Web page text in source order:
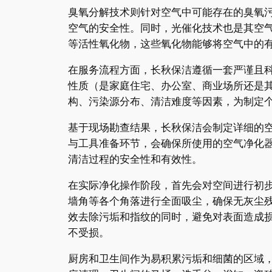
臭氧分解技术则针对空气中可能存在的臭氧
空气的安全性。同时，光催化技术也是其空
等活性氧化物，这些氧化物能够将空气中的
在服务流程方面，长秋保洁遵循一套严谨且
性质（是家庭住宅、办公室、商业场所还是
构、污染源分布、清洁难度等因素，为制定
基于现场勘查结果，长秋保洁会制定详细的
与工具准备环节，会确保所使用的空气净化
清洁过程的安全性和有效性。
在实际净化操作阶段，首先会对空间进行初
墙角等各个角落进行全面吸尘，确保无灰尘
效去除污垢和指纹的同时，避免对表面造成
不受损。
厨房和卫生间作为易积累污垢和细菌的区域